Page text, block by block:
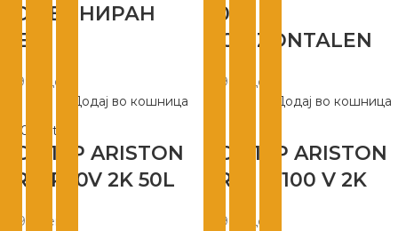
КОМБИНИРАН
ЛЕВ
10.990
ден
Додај во кошница
80L
HОRIZОNТАLЕN
10.990
ден
Додај во кошница
БОЈЛЕР ARISTON
PRO R50V 2K 50L
7.990
ден
БОЈЛЕР ARISTON
PRO1 R 100 V 2K
10.990
ден